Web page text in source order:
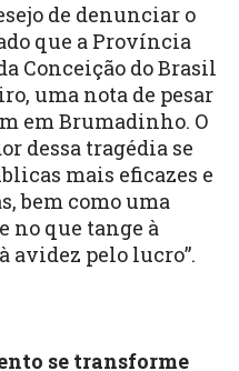
de denunciar o
que a Província
Conceição do Brasil
uma nota de pesar
em Brumadinho. O
dessa tragédia se
mais eficazes e
bem como uma
no que tange à
avidez pelo lucro”.
se transforme